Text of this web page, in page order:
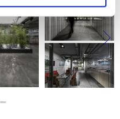
details section.
and ads, to
to analyse our traffic.
your use of our site with
analytics partners who
that you’ve
from your use